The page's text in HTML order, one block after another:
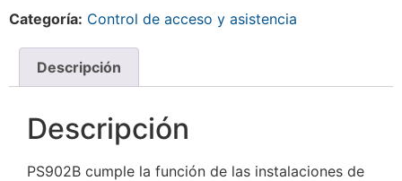
Categoría: Control de acceso y asistencia
Descripción
Descripción
PS902B cumple la función de las instalaciones de